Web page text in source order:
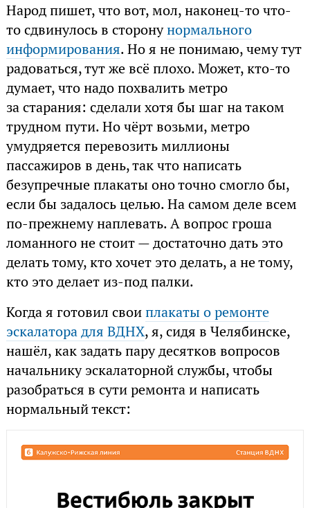
Народ пишет, что вот, мол, наконец-то что-
то сдвинулось в сторонунормального
информирования. Но я не понимаю, чему тут
радоваться, тут же всё плохо. Может, кто-то
думает, что надо похвалить метро
за старания: сделали хотя бы шаг на таком
трудном пути. Но чёрт возьми, метро
умудряется перевозить миллионы
пассажиров в день, так что написать
безупречные плакаты оно точно смогло бы,
если бы задалось целью. На самом деле всем
по-прежнему наплевать. А вопрос гроша
ломанного не стоит — достаточно дать это
делать тому, кто хочет это делать, а не тому,
кто это делает из-под палки.
Когда я готовил своиплакаты о ремонте
эскалатора для ВДНХ, я, сидя в Челябинске,
нашёл, как задать пару десятков вопросов
начальнику эскалаторной службы, чтобы
разобраться в сути ремонта и написать
нормальный текст: